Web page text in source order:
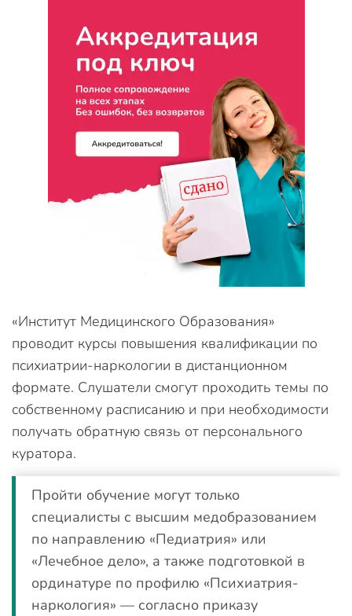
«Институт Медицинского Образования»
проводит курсы повышения квалификации по
психиатрии-наркологии в дистанционном
формате. Слушатели смогут проходить темы по
собственному расписанию и при необходимости
получать обратную связь от персонального
куратора.
Пройти обучение могут только
специалисты с высшим медобразованием
по направлению «Педиатрия» или
«Лечебное дело», а также подготовкой в
ординатуре по профилю «Психиатрия-
наркология» — согласно приказу